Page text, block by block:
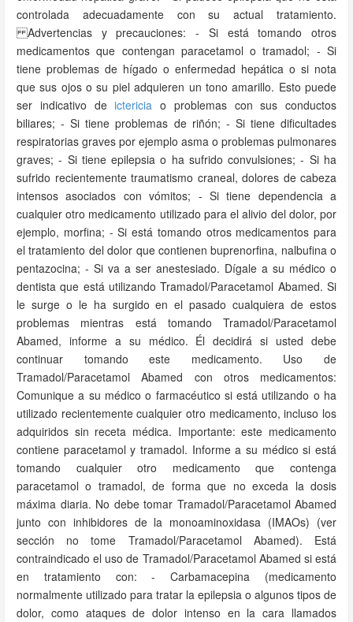
controlada adecuadamente con su actual tratamiento.
Advertencias y precauciones: - Si está tomando otros
medicamentos que contengan paracetamol o tramadol; - Si
tiene problemas de hígado o enfermedad hepática o si nota
que sus ojos o su piel adquieren un tono amarillo. Esto puede
ser indicativo deictericia o problemas con sus conductos
biliares; - Si tiene problemas de riñón; - Si tiene dificultades
respiratorias graves por ejemplo asma o problemas pulmonares
graves; - Si tiene epilepsia o ha sufrido convulsiones; - Si ha
sufrido recientemente traumatismo craneal, dolores de cabeza
intensos asociados con vómitos; - Si tiene dependencia a
cualquier otro medicamento utilizado para el alivio del dolor, por
ejemplo, morfina; - Si está tomando otros medicamentos para
el tratamiento del dolor que contienen buprenorfina, nalbufina o
pentazocina; - Si va a ser anestesiado. Dígale a su médico o
dentista que está utilizando Tramadol/Paracetamol Abamed. Si
le surge o le ha surgido en el pasado cualquiera de estos
problemas mientras está tomando Tramadol/Paracetamol
Abamed, informe a su médico. Él decidirá si usted debe
continuar tomando este medicamento. Uso de
Tramadol/Paracetamol Abamed con otros medicamentos:
Comunique a su médico o farmacéutico si está utilizando o ha
utilizado recientemente cualquier otro medicamento, incluso los
adquiridos sin receta médica. Importante: este medicamento
contiene paracetamol y tramadol. Informe a su médico si está
tomando cualquier otro medicamento que contenga
paracetamol o tramadol, de forma que no exceda la dosis
máxima diaria. No debe tomar Tramadol/Paracetamol Abamed
junto con inhibidores de la monoaminoxidasa (IMAOs) (ver
sección no tome Tramadol/Paracetamol Abamed). Está
contraindicado el uso de Tramadol/Paracetamol Abamed si está
en tratamiento con: - Carbamacepina (medicamento
normalmente utilizado para tratar la epilepsia o algunos tipos de
dolor, como ataques de dolor intenso en la cara llamados